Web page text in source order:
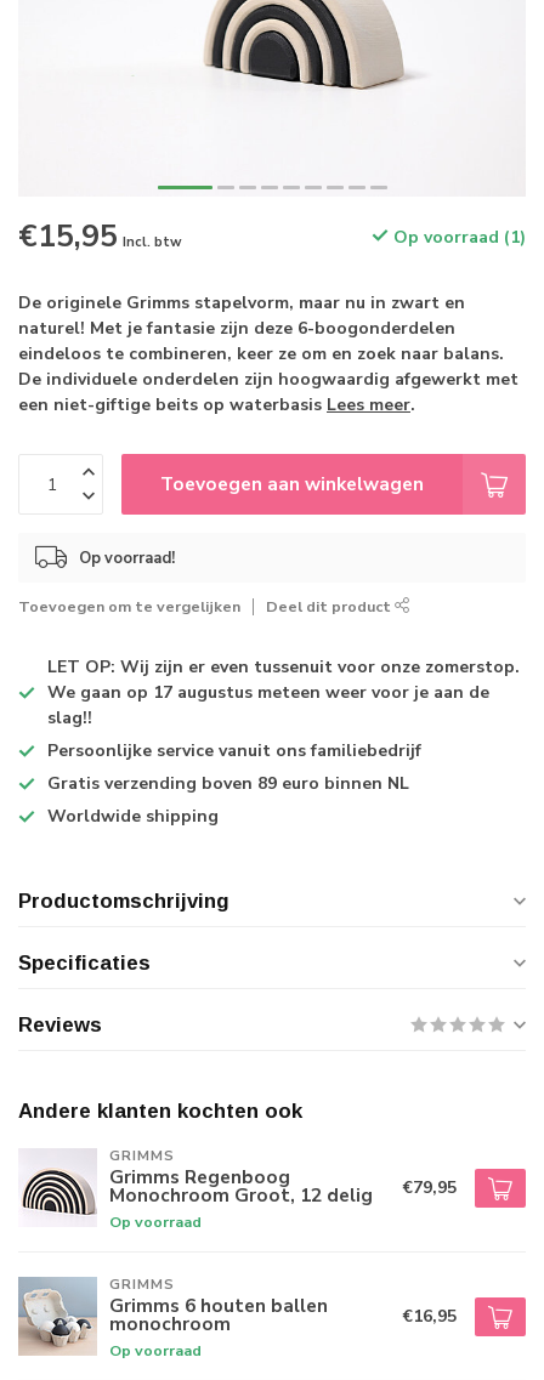
€15,95 Incl. btw Op voorraad (1)
De originele Grimms stapelvorm, maar nu in zwart en
naturel! Met je fantasie zijn deze 6-boogonderdelen
eindeloos te combineren, keer ze om en zoek naar balans.
De individuele onderdelen zijn hoogwaardig afgewerkt met
een niet-giftige beits op waterbasis Lees meer.
Toevoegen aan winkelwagen
Op voorraad!
Toevoegen om te vergelijken Deel dit product
LET OP: Wij zijn er even tussenuit voor onze zomerstop.
We gaan op 17 augustus meteen weer voor je aan de
slag!!
Persoonlijke service vanuit ons familiebedrijf
Gratis verzending boven 89 euro binnen NL
Worldwide shipping
Productomschrijving
Specificaties
Reviews
Andere klanten kochten ook
GRIMMS
Grimms Regenboog
Monochroom Groot, 12 delig
Op voorraad
€79,95
GRIMMS
Grimms 6 houten ballen
monochroom
Op voorraad
€16,95